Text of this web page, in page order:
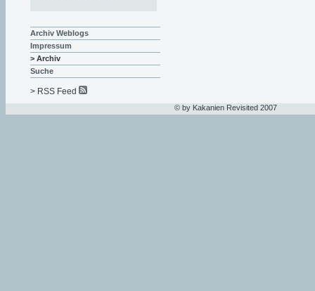
Archiv Weblogs
Impressum
> Archiv
Suche
> RSS Feed
© by Kakanien Revisited 2007